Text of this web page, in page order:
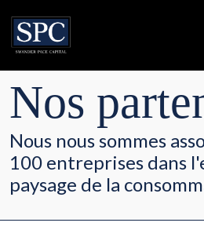
Nos
Nous nous sommes
100 entreprises dans
paysage de la